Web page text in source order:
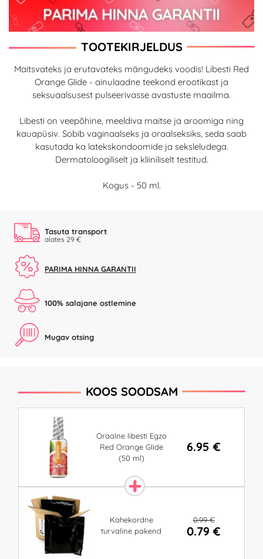
TOOTEKIRJELDUS
Maitsvateks ja erutavateks mängudeks voodis! Libesti Red
Orange Glide - ainulaadne teekond erootikast ja
seksuaalsusest pulseerivasse avastuste maailma.
Libesti on veepõhine, meeldiva maitse ja aroomiga ning
kauapüsiv. Sobib vaginaalseks ja oraalseksiks, seda saab
kasutada ka latekskondoomide ja seksleludega.
Dermatoloogiliselt ja kliiniliselt testitud.
Kogus - 50 ml.
Tasuta transport
alates 29 €
PARIMA HINNA GARANTII
100% salajane ostlemine
Mugav otsing
KOOS SOODSAM
Oraalne libesti Egzo
Red Orange Glide
(50 ml)
6.95 €
Kahekordne
turvaline pakend
0.99 €
0.79 €